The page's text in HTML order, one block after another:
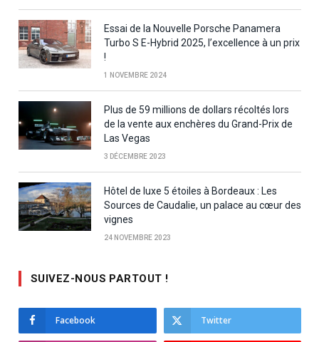
Essai de la Nouvelle Porsche Panamera
Turbo S E-Hybrid 2025, l’excellence à un prix
!
1 NOVEMBRE 2024
Plus de 59 millions de dollars récoltés lors
de la vente aux enchères du Grand-Prix de
Las Vegas
3 DÉCEMBRE 2023
Hôtel de luxe 5 étoiles à Bordeaux : Les
Sources de Caudalie, un palace au cœur des
vignes
24 NOVEMBRE 2023
SUIVEZ-NOUS PARTOUT !
Facebook Twitter